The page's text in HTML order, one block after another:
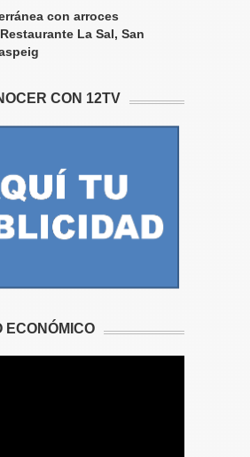
con arroces
La Sal, San
CON 12TV
ECONÓMICO